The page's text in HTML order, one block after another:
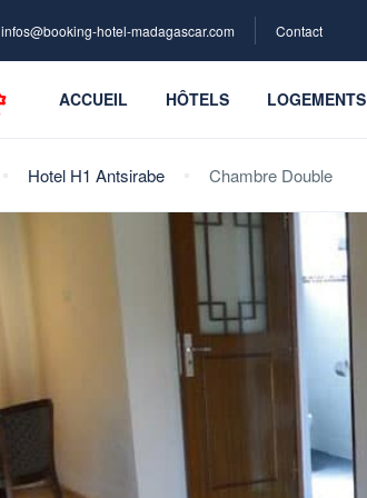
infos@booking-hotel-madagascar.com Contact
ACCUEIL HÔTELS LOGEMENTS
Hotel H1 Antsirabe Chambre Double